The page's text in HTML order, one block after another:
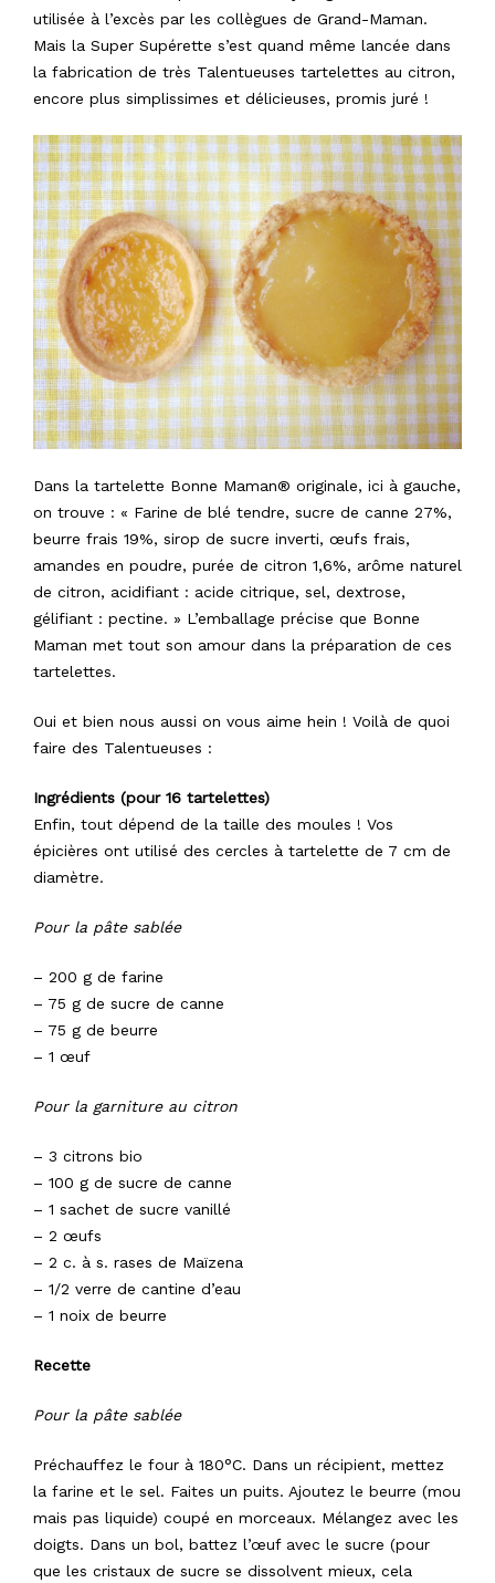
utilisée à l’excès par les collègues de Grand-Maman.
Mais la Super Supérette s’est quand même lancée dans
la fabrication de très Talentueuses tartelettes au citron,
encore plus simplissimes et délicieuses, promis juré !
Dans la tartelette Bonne Maman® originale, ici à gauche,
on trouve : « Farine de blé tendre, sucre de canne 27%,
beurre frais 19%, sirop de sucre inverti, œufs frais,
amandes en poudre, purée de citron 1,6%, arôme naturel
de citron, acidifiant : acide citrique, sel, dextrose,
gélifiant : pectine. » L’emballage précise que Bonne
Maman met tout son amour dans la préparation de ces
tartelettes.
Oui et bien nous aussi on vous aime hein ! Voilà de quoi
faire des Talentueuses :
Ingrédients (pour 16 tartelettes)
Enfin, tout dépend de la taille des moules ! Vos
épicières ont utilisé des cercles à tartelette de 7 cm de
diamètre.
Pour la pâte sablée
– 200 g de farine
– 75 g de sucre de canne
– 75 g de beurre
– 1 œuf
Pour la garniture au citron
– 3 citrons bio
– 100 g de sucre de canne
– 1 sachet de sucre vanillé
– 2 œufs
– 2 c. à s. rases de Maïzena
– 1/2 verre de cantine d’eau
– 1 noix de beurre
Recette
Pour la pâte sablée
Préchauffez le four à 180°C. Dans un récipient, mettez
la farine et le sel. Faites un puits. Ajoutez le beurre (mou
mais pas liquide) coupé en morceaux. Mélangez avec les
doigts. Dans un bol, battez l’œuf avec le sucre (pour
que les cristaux de sucre se dissolvent mieux, cela